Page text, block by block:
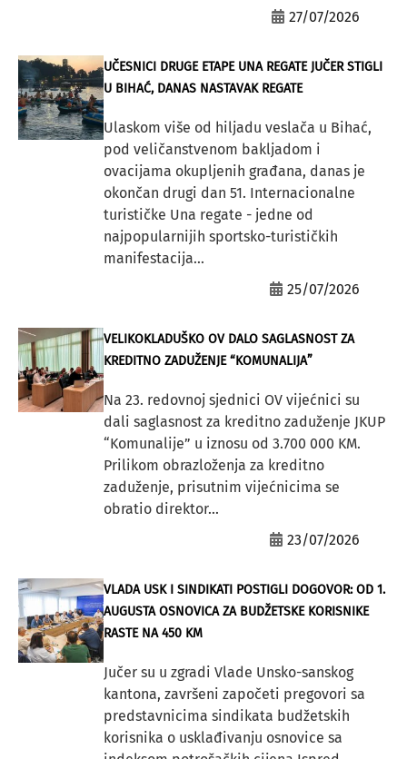
27/07/2026
UČESNICI DRUGE ETAPE UNA REGATE JUČER STIGLI
U BIHAĆ, DANAS NASTAVAK REGATE
Ulaskom više od hiljadu veslača u Bihać,
pod veličanstvenom bakljadom i
ovacijama okupljenih građana, danas je
okončan drugi dan 51. Internacionalne
turističke Una regate - jedne od
najpopularnijih sportsko-turističkih
manifestacija...
25/07/2026
VELIKOKLADUŠKO OV DALO SAGLASNOST ZA
KREDITNO ZADUŽENJE “KOMUNALIJA”
Na 23. redovnoj sjednici OV vijećnici su
dali saglasnost za kreditno zaduženje JKUP
“Komunalije” u iznosu od 3.700 000 KM.
Prilikom obrazloženja za kreditno
zaduženje, prisutnim vijećnicima se
obratio direktor...
23/07/2026
VLADA USK I SINDIKATI POSTIGLI DOGOVOR: OD 1.
AUGUSTA OSNOVICA ZA BUDŽETSKE KORISNIKE
RASTE NA 450 KM
Jučer su u zgradi Vlade Unsko-sanskog
kantona, završeni započeti pregovori sa
predstavnicima sindikata budžetskih
korisnika o usklađivanju osnovice sa